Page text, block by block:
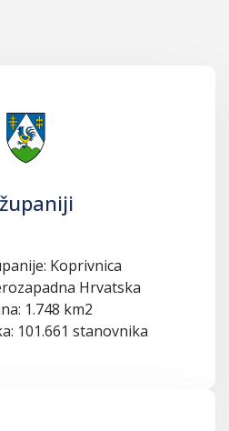
Koprivnica
Hrvatska
1.748 km2
101.661 stanovnika